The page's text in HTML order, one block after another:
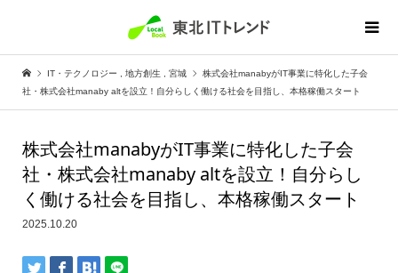
IT・テクノロジー 地方創生 宮城
株式会社manabyがIT事業に特化した子会
社・株式会社manaby altを設立！自分らしく働ける社会を目指し、本格稼働スタート
株式会社manabyがIT事業に特化した子会
社・株式会社manaby altを設立！自分らし
く働ける社会を目指し、本格稼働スタート
2025.10.20